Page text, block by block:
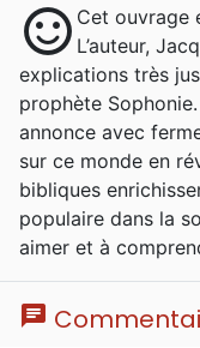
sentiment_satisfied Cet ouvrage
L’auteur,
explications très
prophète
annonce avec
sur ce monde en
bibliques
populaire dans la
aimer et à
chat